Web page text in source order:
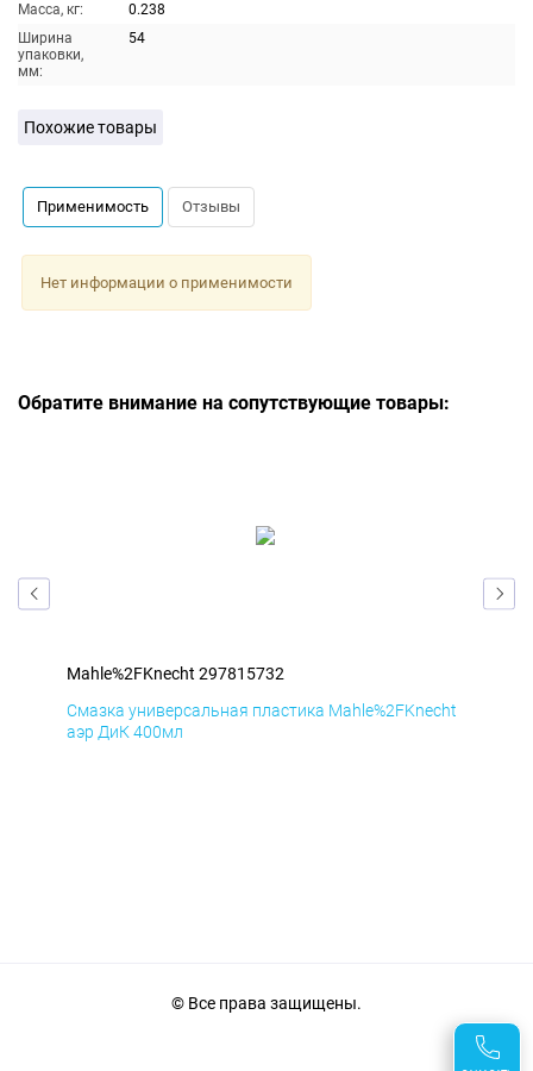
Масса, кг:
0.238
Ширина
упаковки,
мм:
54
Похожие товары
Применимость Отзывы
Нет информации о применимости
Обратите внимание на сопутствующие товары:
Mahle%2FKnecht 297815732
Смазка универсальная пластика Mahle%2FKnecht
аэр ДиК 400мл
© Все права защищены.